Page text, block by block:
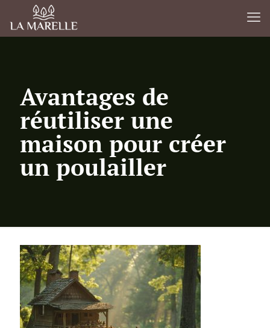
Avantages de
réutiliser une
maison pour créer
un poulailler